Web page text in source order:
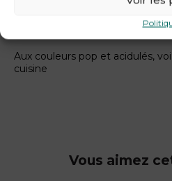
L'ŒIL
Aux couleurs pop et acidulés,
cuisine
Vous aimez